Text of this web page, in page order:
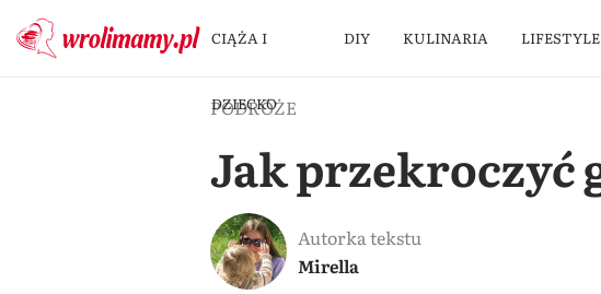
CIĄŻA I
DZIECKO
DIY KULINARIA LIFESTYLE
PODRÓŻE
Jak przekroczyć
Autorka tekstu
Mirella